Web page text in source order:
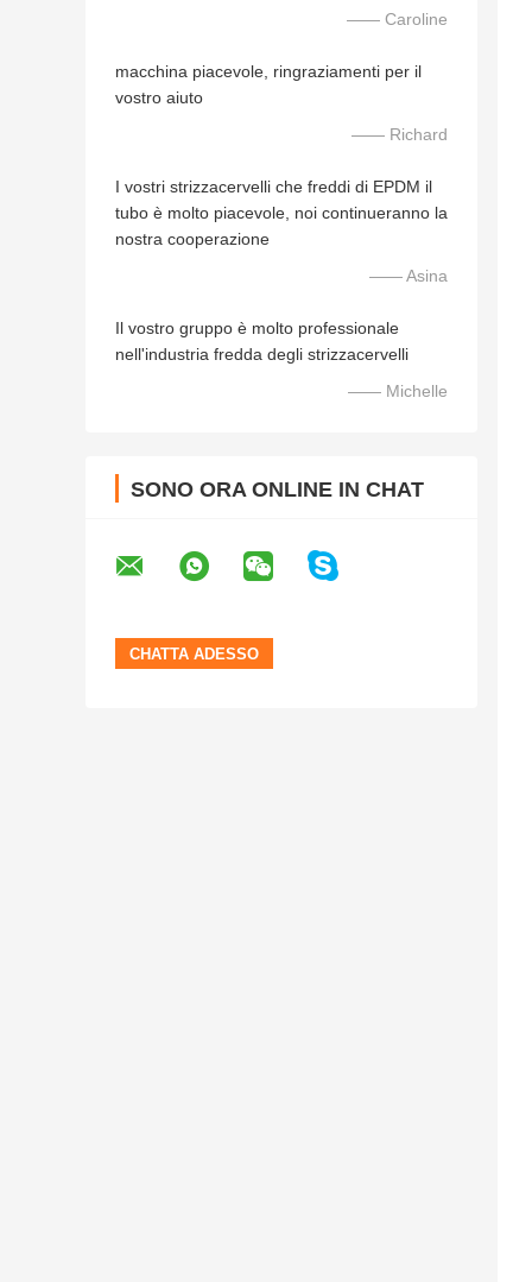
—— Caroline
macchina piacevole, ringraziamenti per il
vostro aiuto
—— Richard
I vostri strizzacervelli che freddi di EPDM il
tubo è molto piacevole, noi continueranno la
nostra cooperazione
—— Asina
Il vostro gruppo è molto professionale
nell'industria fredda degli strizzacervelli
—— Michelle
SONO ORA ONLINE IN CHAT